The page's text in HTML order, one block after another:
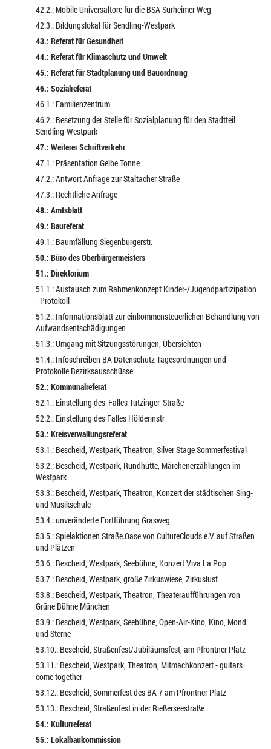
42.2.: Mobile Universaltore für die BSA Surheimer Weg
42.3.: Bildungslokal für Sendling-Westpark
43.: Referat für Gesundheit
44.: Referat für Klimaschutz und Umwelt
45.: Referat für Stadtplanung und Bauordnung
46.: Sozialreferat
46.1.: Familienzentrum
46.2.: Besetzung der Stelle für Sozialplanung für den Stadtteil
Sendling-Westpark
47.: Weiterer Schriftverkehr
47.1.: Präsentation Gelbe Tonne
47.2.: Antwort Anfrage zur Staltacher Straße
47.3.: Rechtliche Anfrage
48.: Amtsblatt
49.: Baureferat
49.1.: Baumfällung Siegenburgerstr.
50.: Büro des Oberbürgermeisters
51.: Direktorium
51.1.: Austausch zum Rahmenkonzept Kinder-/Jugendpartizipation
- Protokoll
51.2.: Informationsblatt zur einkommensteuerlichen Behandlung von
Aufwandsentschädigungen
51.3.: Umgang mit Sitzungsstörungen, Übersichten
51.4.: Infoschreiben BA Datenschutz Tagesordnungen und
Protokolle Bezirksausschüsse
52.: Kommunalreferat
52.1.: Einstellung des_Falles Tutzinger_Straße
52.2.: Einstellung des Falles Hölderinstr
53.: Kreisverwaltungsreferat
53.1.: Bescheid, Westpark, Theatron, Silver Stage Sommerfestival
53.2.: Bescheid, Westpark, Rundhütte, Märchenerzählungen im
Westpark
53.3.: Bescheid, Westpark, Theatron, Konzert der städtischen Sing-
und Musikschule
53.4.: unveränderte Fortführung Grasweg
53.5.: Spielaktionen Straße.Oase von CultureClouds e.V. auf Straßen
und Plätzen
53.6.: Bescheid, Westpark, Seebühne, Konzert Viva La Pop
53.7.: Bescheid, Westpark, große Zirkuswiese, Zirkuslust
53.8.: Bescheid, Westpark, Theatron, Theateraufführungen von
Grüne Bühne München
53.9.: Bescheid, Westpark, Seebühne, Open-Air-Kino, Kino, Mond
und Sterne
53.10.: Bescheid, Straßenfest/Jubiläumsfest, am Pfrontner Platz
53.11.: Bescheid, Westpark, Theatron, Mitmachkonzert - guitars
come together
53.12.: Bescheid, Sommerfest des BA 7 am Pfrontner Platz
53.13.: Bescheid, Straßenfest in der Rießerseestraße
54.: Kulturreferat
55.: Lokalbaukommission